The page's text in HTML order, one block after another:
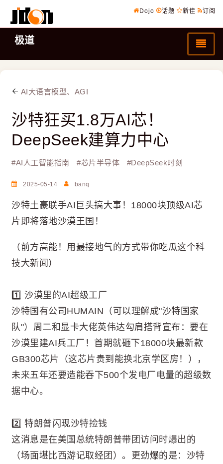
Dojo 话题 新佳 订阅
极道
AI大语言模型、AGI
沙特狂买1.8万AI芯！
DeepSeek建算力中心
#AI人工智能指南 #芯片半导体 #DeepSeek时刻
2025-05-14 banq
沙特土豪联手AI巨头搞大事！18000块顶级AI芯
片即将落地沙漠王国！
（前方高能！用最接地气的方式带你吃瓜这个科
技大新闻）
1️⃣ 沙漠里的AI超级工厂
沙特国有公司HUMAIN（可以理解成"沙特国家
队"）周二和显卡大佬英伟达勾肩搭背宣布：要在
沙漠里建AI兵工厂！首期就砸下18000块最新款
GB300芯片（这芯片贵到能换北京学区房！），
未来五年还要造能吞下500个发电厂电量的超级数
据中心。
2️⃣ 特朗普闪现沙特捡钱
这消息是在美国总统特朗普带团访问时爆出的
（场面堪比西游记取经团）。更劲爆的是：沙特